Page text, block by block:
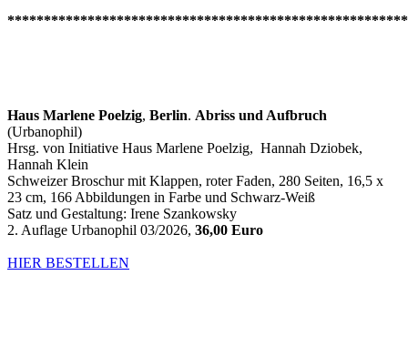
Haus Marlene Poelzig, Berlin. Abriss und Aufbruch
(Urbanophil)
Hrsg. von Initiative Haus Marlene Poelzig, Hannah Dziobek,
Hannah Klein
Schweizer Broschur mit Klappen, roter Faden, 280 Seiten, 16,5 x
23 cm, 166 Abbildungen in Farbe und Schwarz-Weiß
Satz und Gestaltung: Irene Szankowsky
2. Auflage Urbanophil 03/2026, 36,00 Euro
HIER BESTELLEN